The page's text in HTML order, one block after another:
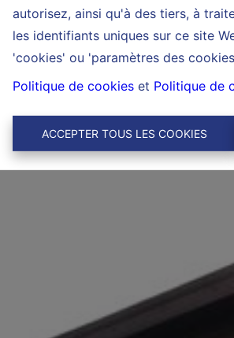
autorisez, ainsi qu'à des tiers, à
les identifiants uniques sur ce site
'cookies' ou 'paramètres des
Politique de cookies et Politique de
ACCEPTER TOUS LES COOKIES
Ref: 6497